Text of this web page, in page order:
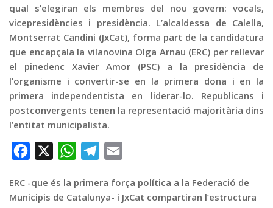
qual s’elegiran els membres del nou govern: vocals,
vicepresidències i presidència. L’alcaldessa de Calella,
Montserrat Candini (JxCat), forma part de la candidatura
que encapçala la vilanovina Olga Arnau (ERC) per rellevar
el pinedenc Xavier Amor (PSC) a la presidència de
l’organisme i convertir-se en la primera dona i en la
primera independentista en liderar-lo. Republicans i
postconvergents tenen la representació majoritària dins
l’entitat municipalista.
Facebook WhatsAppTelegram
ERC -que és la primera força política a la Federació de
Municipis de Catalunya- i JxCat compartiran l’estructura